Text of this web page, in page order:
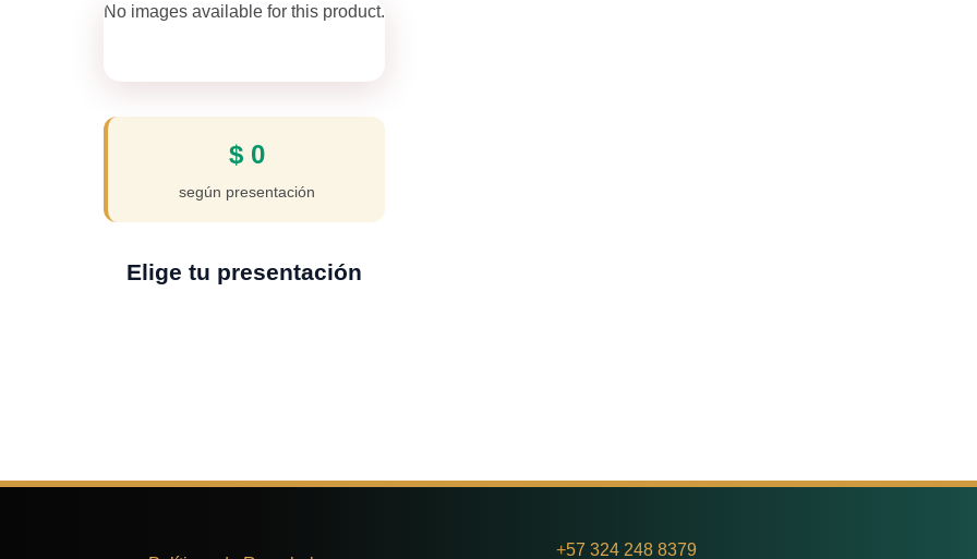
No images available for this product.
$0
según presentación
Elige tu presentación
+57 324 248 8379